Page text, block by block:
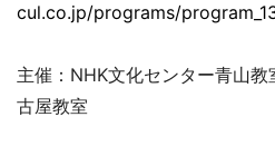
cul.co.jp/programs/
主催：NHK文化センター青山
古屋教室